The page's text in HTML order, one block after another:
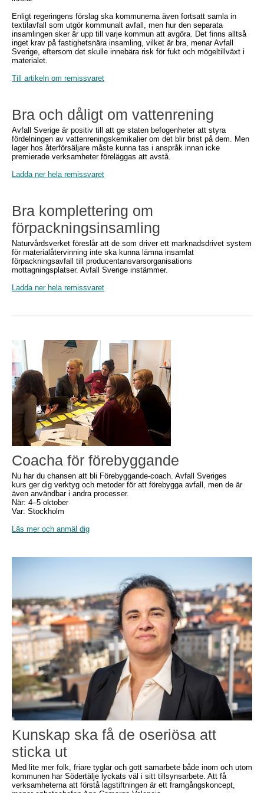
Enligt regeringens förslag ska kommunerna även fortsatt samla in
textilavfall som utgör kommunalt avfall, men hur den separata
insamlingen sker är upp till varje kommun att avgöra. Det finns alltså
inget krav på fastighetsnära insamling, vilket är bra, menar Avfall
Sverige, eftersom det skulle innebära risk för fukt och mögeltillväxt i
materialet.
Till artikeln om remissvaret
Bra och dåligt om vattenrening
Avfall Sverige är positiv till att ge staten befogenheter att styra
fördelningen av vattenreningskemikalier om det blir brist på dem. Men
lager hos återförsäljare måste kunna tas i anspråk innan icke
premierade verksamheter föreläggas att avstå.
Ladda ner hela remissvaret
Bra komplettering om
förpackningsinsamling
Naturvårdsverket föreslår att de som driver ett marknadsdrivet system
för materialåtervinning inte ska kunna lämna insamlat
förpackningsavfall till producentansvarsorganisations
mottagningsplatser. Avfall Sverige instämmer.
Ladda ner hela remissvaret
Coacha för förebyggande
Nu har du chansen att bli Förebyggande-coach. Avfall Sveriges
kurs ger dig verktyg och metoder för att förebygga avfall, men de är
även användbar i andra processer.
När: 4–5 oktober
Var: Stockholm
Läs mer och anmäl dig
Kunskap ska få de oseriösa att
sticka ut
Med lite mer folk, friare tyglar och gott samarbete både inom och utom
kommunen har Södertälje lyckats väl i sitt tillsynsarbete. Att få
verksamheterna att förstå lagstiftningen är ett framgångskoncept,